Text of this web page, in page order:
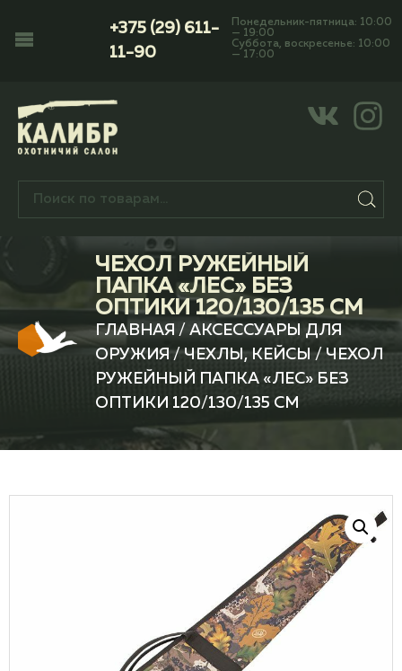
+375 (29) 611-
11-90
Понедельник-пятница: 10:00
— 19:00
Суббота, воскресенье: 10:00
— 17:00
ЧЕХОЛ РУЖЕЙНЫЙ
ПАПКА «ЛЕС» БЕЗ
ОПТИКИ 120/130/135 СМ
ГЛАВНАЯ / АКСЕССУАРЫ ДЛЯ
ОРУЖИЯ/ЧЕХЛЫ, КЕЙСЫ/ ЧЕХОЛ
РУЖЕЙНЫЙ ПАПКА «ЛЕС» БЕЗ
ОПТИКИ 120/130/135 СМ